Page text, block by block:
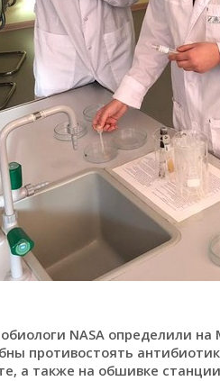
NASA определили
противостоять
а также на обшивке